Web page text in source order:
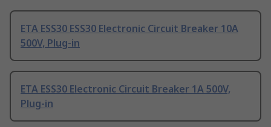
ETA ESS30 ESS30 Electronic Circuit Breaker 10A
500V, Plug-in
ETA ESS30 Electronic Circuit Breaker 1A 500V,
Plug-in